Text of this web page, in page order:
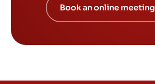
Book an online meeting